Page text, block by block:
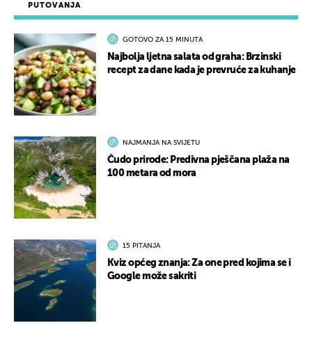
PUTOVANJA
GOTOVO ZA 15 MINUTA
Najbolja ljetna salata od graha: Brzinski
recept za dane kada je prevruće za kuhanje
NAJMANJA NA SVIJETU
Čudo prirode: Predivna pješčana plaža na
100 metara od mora
15 PITANJA
Kviz općeg znanja: Za one pred kojima se i
Google može sakriti